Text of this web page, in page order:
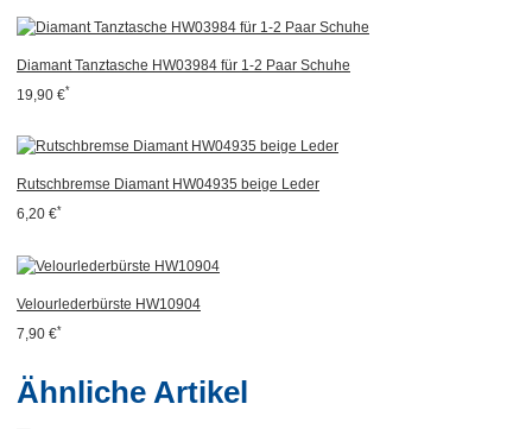
Diamant Tanztasche HW03984 für 1-2 Paar Schuhe
19,90 €*
Rutschbremse Diamant HW04935 beige Leder
6,20 €*
Velourlederbürste HW10904
7,90 €*
Ähnliche Artikel